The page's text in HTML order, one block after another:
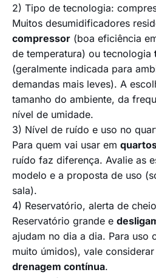
2) Tipo de tecnologia:
Muitos desumidificadores
compressor (boa eficiência
de temperatura) ou tecnologia
(geralmente indicada para
demandas mais leves). A
tamanho do ambiente, da
nível de umidade.
3) Nível de ruído e uso no
Para quem vai usar em
ruído faz diferença. Avalie as
modelo e a proposta de uso
sala).
4) Reservatório, alerta de
Reservatório grande e
ajudam no dia a dia. Para uso
muito úmidos), vale
drenagem contínua.